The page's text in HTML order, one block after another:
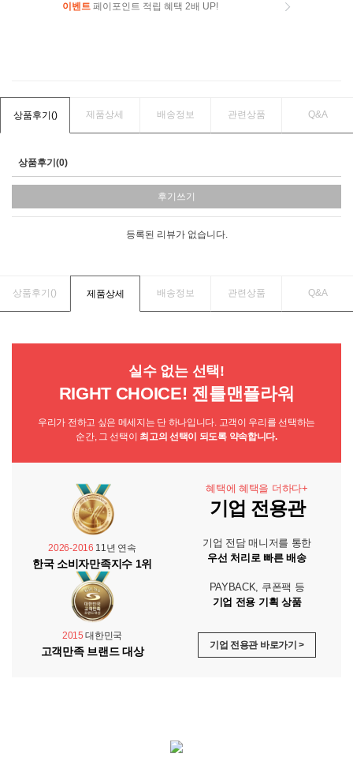
이벤트 페이포인트 적립 혜택 2배 UP!
상품후기() 제품상세 배송정보 관련상품 Q&A
상품후기(0)
후기쓰기
등록된 리뷰가 없습니다.
상품후기() 제품상세 배송정보 관련상품 Q&A
실수 없는 선택!
RIGHT CHOICE! 젠틀맨플라워
우리가 전하고 싶은 메세지는 단 하나입니다. 고객이 우리를 선택하는
순간, 그 선택이 최고의 선택이 되도록 약속합니다.
2026-2016 11년 연속
한국 소비자만족지수 1위
2015 대한민국
고객만족 브랜드 대상
혜택에 혜택을 더하다+
기업 전용관
기업 전담 매니저를 통한
우선 처리로 빠른 배송
PAYBACK, 쿠폰팩 등
기업 전용 기획 상품
기업 전용관 바로가기 >